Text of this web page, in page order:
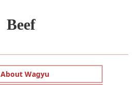
Beef
About Wagyu